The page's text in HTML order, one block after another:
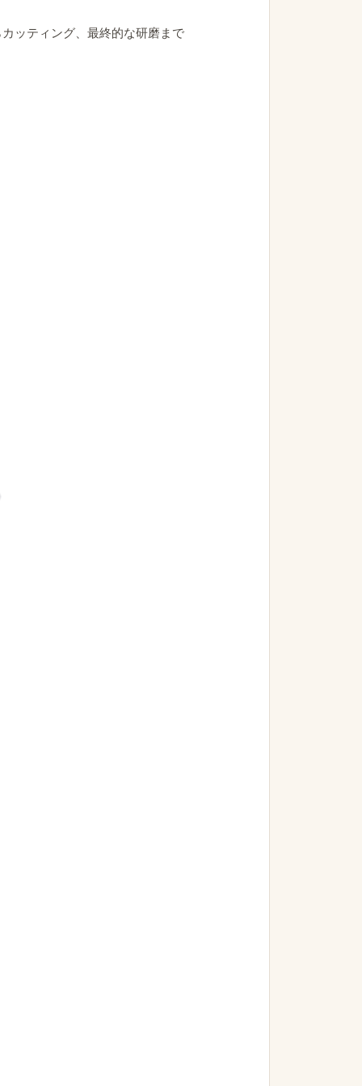
ッティング、最終的な研磨まで